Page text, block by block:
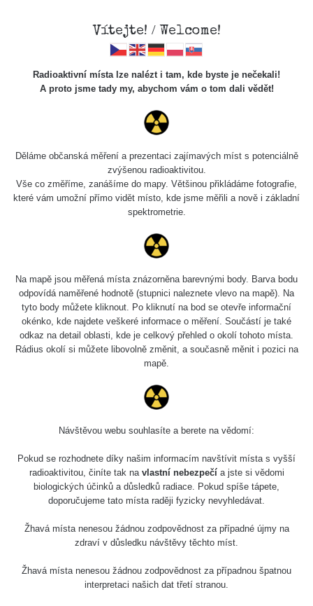
Veškerou správu dat přesouváme na
https://mapa.zhavamista.cz,
Děkujeme za pochopení.
Profil: Necro man
2
Poslední aktivita:
21. 12. 2024
Poslední přidaná místa Všechna místa >>
2.33
46.1
Poslední přidané mapy Všechny cesty >>
Vítejte! / Welcome!
Radioaktivní místa lze nalézt i tam, kde byste je nečekali!
A proto jsme tady my, abychom vám o tom dali vědět!
Děláme občanská měření a prezentaci zajímavých míst s potenciálně
zvýšenou radioaktivitou.
Vše co změříme, zanášíme do mapy. Většinou přikládáme fotografie,
které vám umožní přímo vidět místo, kde jsme měřili a nově i základní
spektrometrie.
Na mapě jsou měřená místa znázorněna barevnými body. Barva bodu
odpovídá naměřené hodnotě (stupnici naleznete vlevo na mapě). Na
tyto body můžete kliknout. Po kliknutí na bod se otevře informační
okénko, kde najdete veškeré informace o měření. Součástí je také
odkaz na detail oblasti, kde je celkový přehled o okolí tohoto místa.
Rádius okolí si můžete libovolně změnit, a současně měnit i pozici na
mapě.
Návštěvou webu souhlasíte a berete na vědomí:
Pokud se rozhodnete díky našim informacím navštívit místa s vyšší
radioaktivitou, činíte tak na vlastní nebezpečía jste si vědomi
biologických účinků a důsledků radiace. Pokud spíše tápete,
doporučujeme tato místa raději fyzicky nevyhledávat.
Žhavá místa nenesou žádnou zodpovědnost za případné újmy na
zdraví v důsledku návštěvy těchto míst.
Žhavá místa nenesou žádnou zodpovědnost za případnou špatnou
interpretaci našich dat třetí stranou.